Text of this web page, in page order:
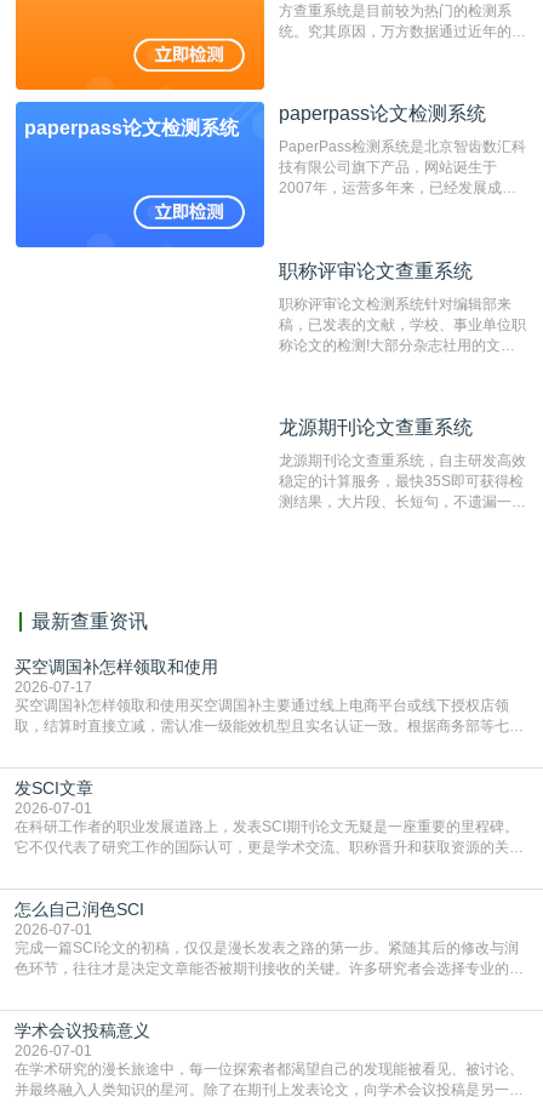
方查重系统是目前较为热门的检测系
统。究其原因，万方数据通过近年的发
非。其次，相对于知网而言，万方检测
重的推荐系统。
paperpass论文检测系统
paperpass论文检测系统
PaperPass检测系统是北京智齿数汇科
技有限公司旗下产品，网站诞生于
2007年，运营多年来，已经发展成为
检测速度快、精度高，市场反映良好。
职称评审论文查重系统
职称评审论文检测系统针对编辑部来
稿，已发表的文献，学校、事业单位职
称论文的检测!大部分杂志社用的文献
编辑部检测来稿和已发表的文献,检测
测时注意填写第一作者,才能排除已发
表文献复制比。（限制字符数1万）
龙源期刊论文查重系统
龙源期刊论文查重系统，自主研发高效
稳定的计算服务，最快35S即可获得检
测结果，大片段、长短句，不遗漏一处
最新查重资讯
买空调国补怎样领取和使用
2026-07-17
买空调国补怎样领取和使用买空调国补主要通过线上电商平台或线下授权店领
取，结算时直接立减‌，需认准一级能效机型且实名认证一致。根据商务部等七部
能领到补贴首选‌京东APP‌搜索专属口令(如【家电补贴1637】、【国补立省
4949】等，口令会随活动更新，以页面显示为准)进入补贴专场。淘宝/天猫也可
复制粘贴【8$FKFGgJq
发SCI文章
2026-07-01
在科研工作者的职业发展道路上，发表SCI期刊论文无疑是一座重要的里程碑。
它不仅代表了研究工作的国际认可，更是学术交流、职称晋升和获取资源的关键
战与困惑。从选题立意到投稿回应，每一步都需要精心的策略与扎实的工作。本
篇AEIC学术交流中心小编就为大家介绍“发SCI文章”。一、精准定位是成功的第
一步发表SCI文章，首要解决的问题是“投
怎么自己润色SCI
2026-07-01
完成一篇SCI论文的初稿，仅仅是漫长发表之路的第一步。紧随其后的修改与润
色环节，往往才是决定文章能否被期刊接收的关键。许多研究者会选择专业的语
质量，更能在此过程中深化对学术写作的理解。如何系统、高效地打磨自己的论
文，使其在语言和学术表达上更符合国际期刊的要求，是每位研究者值得投入学
习的技能。本篇AEIC学术交流中心小编就为大家介
学术会议投稿意义
2026-07-01
在学术研究的漫长旅途中，每一位探索者都渴望自己的发现能被看见、被讨论、
并最终融入人类知识的星河。除了在期刊上发表论文，向学术会议投稿是另一个